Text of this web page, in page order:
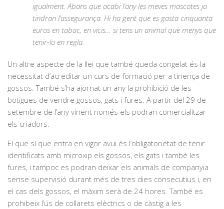
igualment. Abans que acabi l’any les meves mascotes ja
tindran l’assegurança. Hi ha gent que es gasta cinquanta
euros en tabac, en vicis… si tens un animal què menys que
tenir-lo en regla.
Un altre aspecte de la llei que també queda congelat és la
necessitat d’acreditar un curs de formació per a tinença de
gossos. També s’ha ajornat un any la prohibició de les
botigues de vendre gossos, gats i fures. A partir del 29 de
setembre de l’any vinent només els podran comercialitzar
els criadors.
El que sí que entra en vigor avui és l’obligatorietat de tenir
identificats amb microxip els gossos, els gats i també les
fures, i tampoc es podran deixar els animals de companyia
sense supervisió durant més de tres dies consecutius i, en
el cas dels gossos, el màxim serà de 24 hores. També es
prohibeix l’ús de collarets elèctrics o de càstig a les